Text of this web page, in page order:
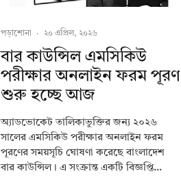
পড়াশোনা · ২০ এপ্রিল, ২০২৬
বার কাউন্সিল এমসিকিউ
পরীক্ষার অনলাইন ফরম পূরণ
শুরু হচ্ছে আজ
অ্যাডভোকেট তালিকাভুক্তির জন্য ২০২৬
সালের এমসিকিউ পরীক্ষার অনলাইন ফরম
পূরণের সময়সূচি ঘোষণা করেছে বাংলাদেশ
বার কাউন্সিল। এ সংক্রান্ত একটি বিজ্ঞপ্তি...